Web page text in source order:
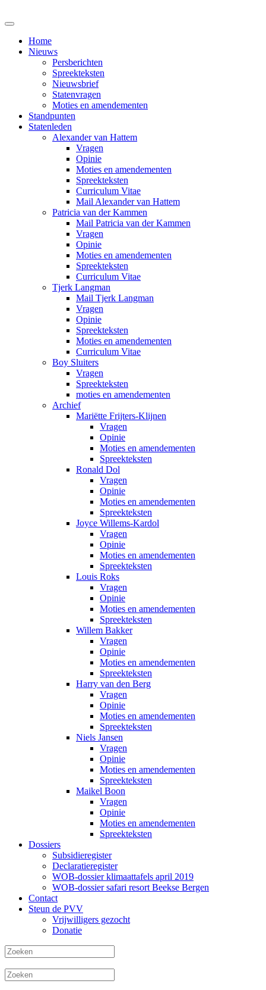
Home
Nieuws
Persberichten
Spreekteksten
Nieuwsbrief
Statenvragen
Moties en amendementen
Standpunten
Statenleden
Alexander van Hattem
Vragen
Opinie
Moties en amendementen
Spreekteksten
Curriculum Vitae
Mail Alexander van Hattem
Patricia van der Kammen
Mail Patricia van der Kammen
Vragen
Opinie
Moties en amendementen
Spreekteksten
Curriculum Vitae
Tjerk Langman
Mail Tjerk Langman
Vragen
Opinie
Spreekteksten
Moties en amendementen
Curriculum Vitae
Boy Sluiters
Vragen
Spreekteksten
moties en amendementen
Archief
Mariëtte Frijters-Klijnen
Vragen
Opinie
Moties en amendementen
Spreekteksten
Ronald Dol
Vragen
Opinie
Moties en amendementen
Spreekteksten
Joyce Willems-Kardol
Vragen
Opinie
Moties en amendementen
Spreekteksten
Louis Roks
Vragen
Opinie
Moties en amendementen
Spreekteksten
Willem Bakker
Vragen
Opinie
Moties en amendementen
Spreekteksten
Harry van den Berg
Vragen
Opinie
Moties en amendementen
Spreekteksten
Niels Jansen
Vragen
Opinie
Moties en amendementen
Spreekteksten
Maikel Boon
Vragen
Opinie
Moties en amendementen
Spreekteksten
Dossiers
Subsidieregister
Declaratieregister
WOB-dossier klimaattafels april 2019
WOB-dossier safari resort Beekse Bergen
Contact
Steun de PVV
Vrijwilligers gezocht
Donatie